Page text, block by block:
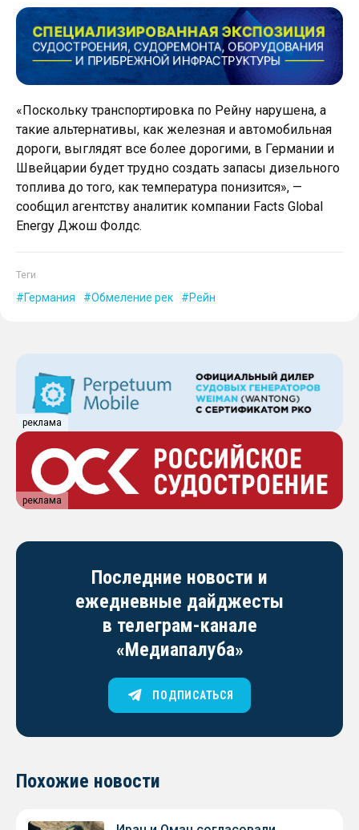
«Поскольку транспортировка по Рейну нарушена, а
такие альтернативы, как железная и автомобильная
дороги, выглядят все более дорогими, в Германии и
Швейцарии будет трудно создать запасы дизельного
топлива до того, как температура понизится», —
сообщил агентству аналитик компании Facts Global
Energy Джош Фолдс.
Теги
Германия Обмеление рек Рейн
реклама
реклама
Последние новости и
ежедневные дайджесты
в телеграм-канале
«Медиапалуба»
ПОДПИСАТЬСЯ
Похожие новости